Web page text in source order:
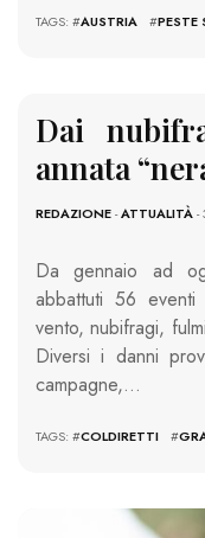
TAGS: #AUSTRIA #PESTE
Dai
annata
REDAZIONE-ATTUALITÀ-
Da gennaio ad
abbattuti 56
vento, nubifragi,
Diversi i danni
campagne,…
TAGS: #COLDIRETTI #